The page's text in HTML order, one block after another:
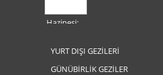
YURT DIŞI GEZİLERİ
GÜNÜBİRLİK GEZİLER